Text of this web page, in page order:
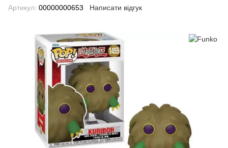
Артикул: 00000000653 Написати відгук